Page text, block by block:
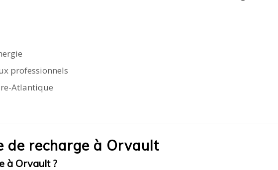
professionnels
Atlantique
de recharge à Orvault
à Orvault ?